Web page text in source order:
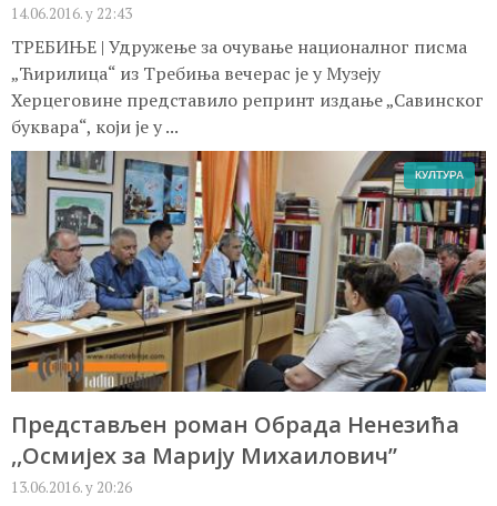
14.06.2016. у 22:43
ТРЕБИЊЕ | Удружењe за очување националног писма
„Ћирилица“ из Требиња вечерас је у Музеју
Херцеговине представило репринт издање „Савинског
буквара“, који је у ...
КУЛТУРА
Представљен роман Обрада Ненезића
,,Осмијех за Марију Михаилович”
13.06.2016. у 20:26